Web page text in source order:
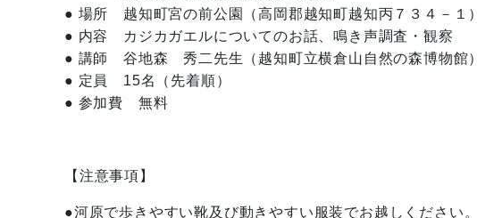
● 場所 越知町宮の前公園（高岡郡越知町越知丙７３４－１）
● 内容 カジカガエルについてのお話、鳴き声調査・観察
● 講師 谷地森 秀二先生（越知町立横倉山自然の森博物館）
● 定員 15名（先着順）
● 参加費 無料
【注意事項】
●河原で歩きやすい靴及び動きやすい服装でお越しください。